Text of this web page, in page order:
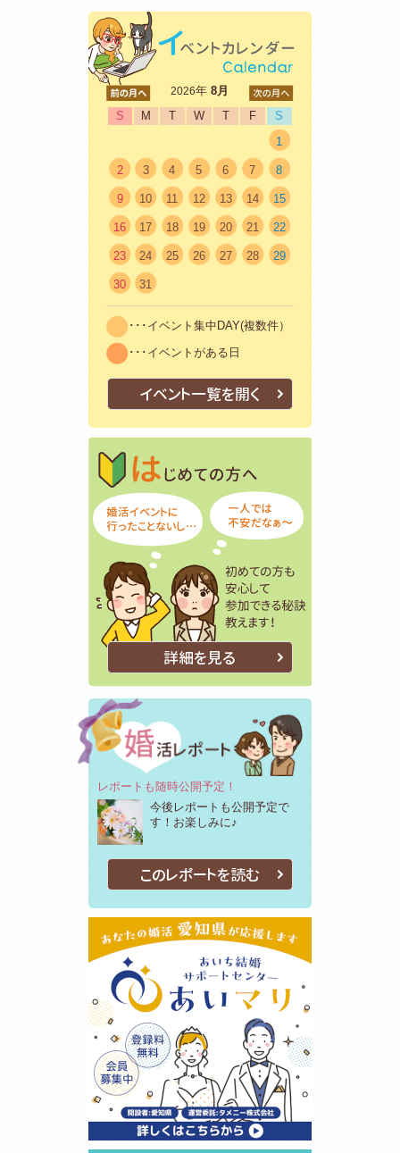
2026年8月
S
M T W T F
S
1
2 3 4 5 6 7 8
9 10 11 12 13 14 15
16 17 18 19 20 21 22
23 24 25 26 27 28 29
30 31
･･･イベント集中DAY(複数件）
･･･イベントがある日
イベント一覧を開く
はじめての方
詳細を見る
レポートも随時公開予定！
今後レポートも公開予定で
す！お楽しみに♪
このレポートを読む